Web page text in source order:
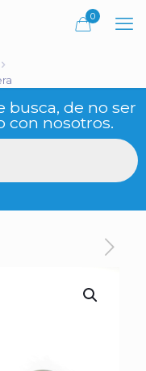
0
busca, de no ser
con nosotros.